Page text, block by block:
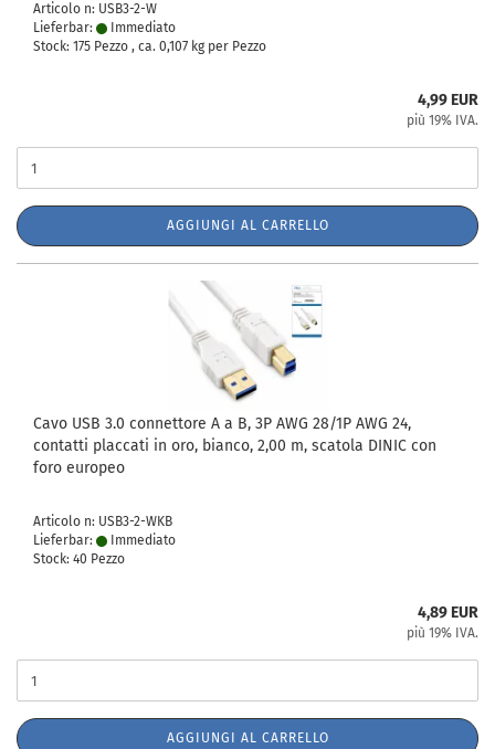
Articolo n: USB3-2-W
Lieferbar:
Immediato
Stock: 175 Pezzo , ca. 0,107 kg per Pezzo
4,99 EUR
più 19% IVA.
AGGIUNGI AL CARRELLO
Cavo USB 3.0 connettore A a B, 3P AWG 28/1P AWG 24,
contatti placcati in oro, bianco, 2,00 m, scatola DINIC con
foro europeo
Articolo n: USB3-2-WKB
Lieferbar:
Immediato
Stock: 40 Pezzo
4,89 EUR
più 19% IVA.
AGGIUNGI AL CARRELLO